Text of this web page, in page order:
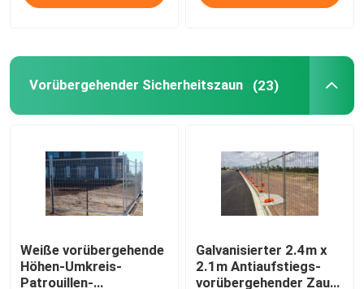
Vorübergehender Sicherheitszaun (23)
Weiße vorübergehende
Höhen-Umkreis-
Patrouillen-
Galvanisierter 2.4m x
2.1m Antiaufstiegs-
vorübergehender Zaun-